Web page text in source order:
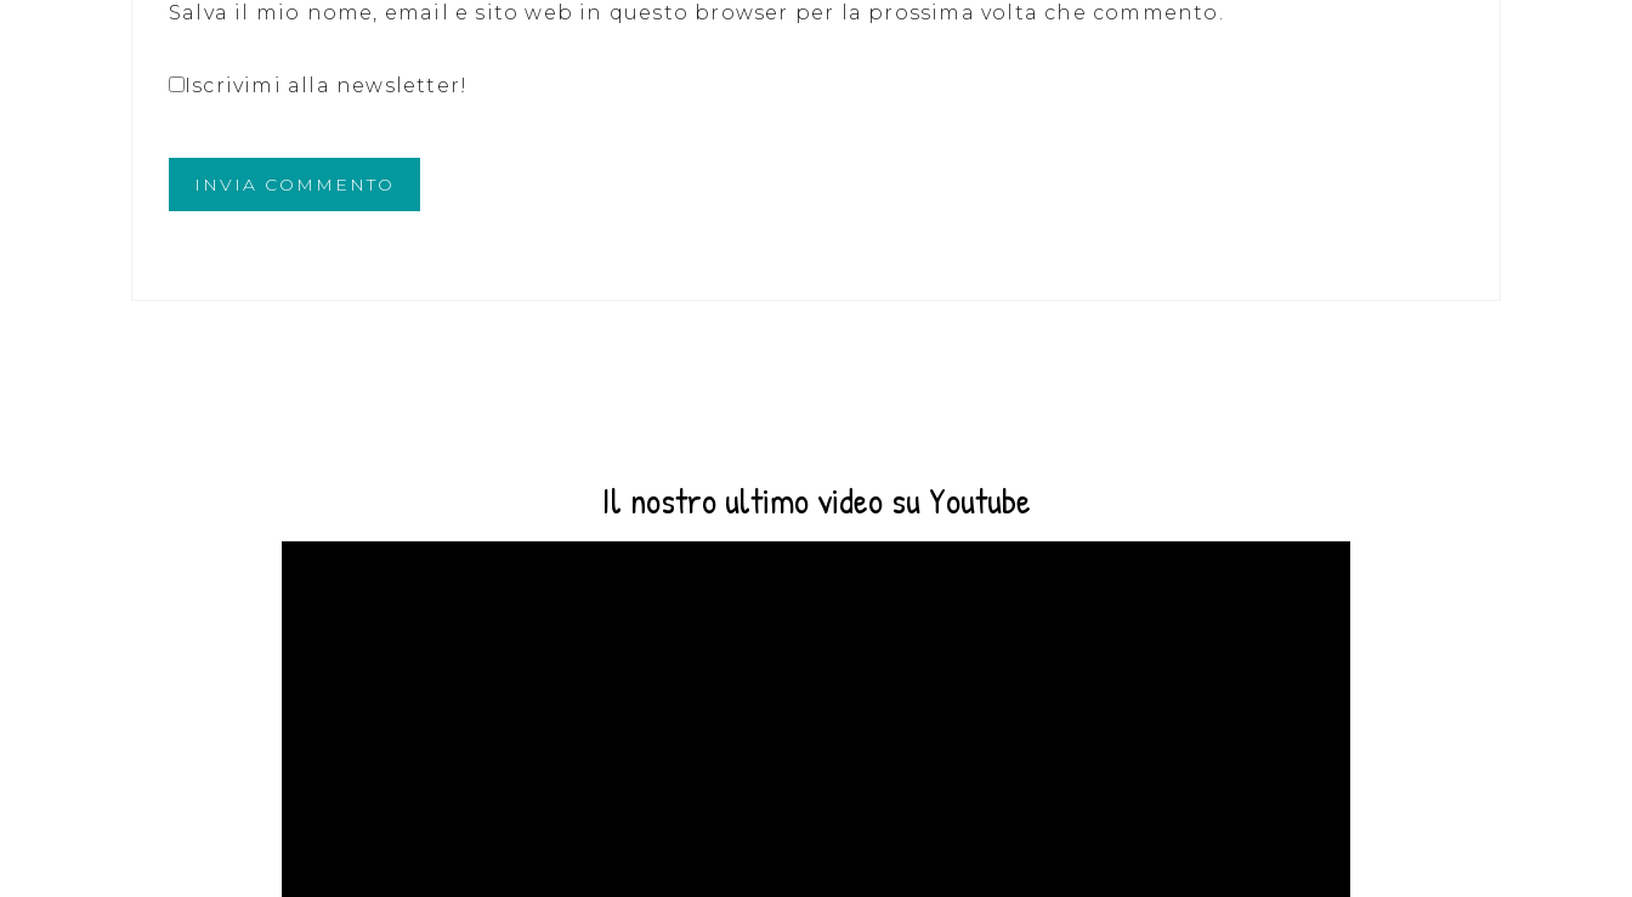
Salva il mio nome, email e sito web in questo browser per la prossima volta che commento.
Iscrivimi alla newsletter!
Il nostro ultimo video su Youtube